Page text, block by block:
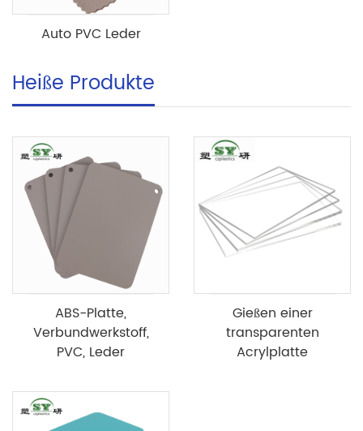
Auto PVC Leder
Heiße Produkte
ABS-Platte,
Verbundwerkstoff,
PVC, Leder
Gießen einer
transparenten
Acrylplatte